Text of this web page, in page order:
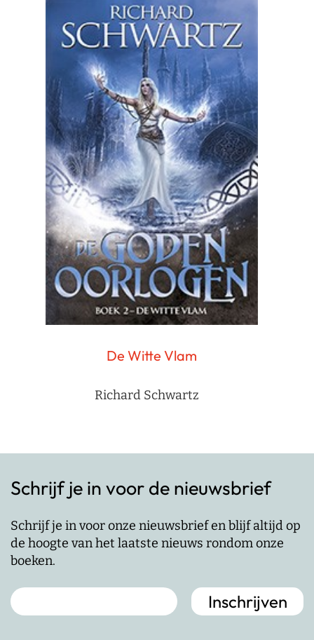
De Witte Vlam
Richard Schwartz
Schrijf je in voor de nieuwsbrief
Schrijf je in voor onze nieuwsbrief en blijf altijd op
de hoogte van het laatste nieuws rondom onze
boeken.